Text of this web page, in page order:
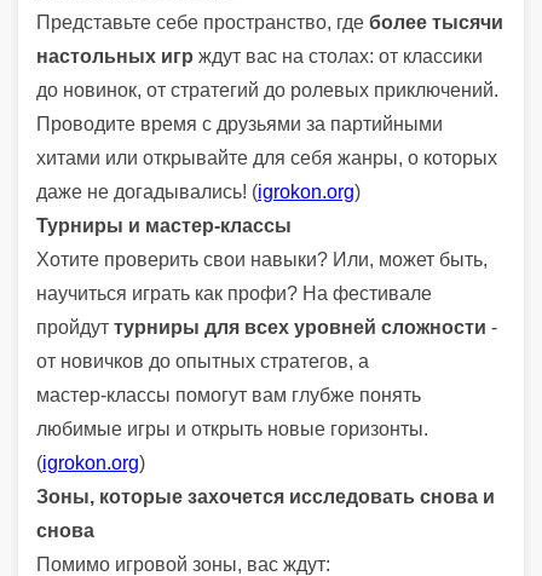
Представьте себе пространство, где более тысячи
настольных игр ждут вас на столах: от классики
до новинок, от стратегий до ролевых приключений.
Проводите время с друзьями за партийными
хитами или открывайте для себя жанры, о которых
даже не догадывались! (igrokon.org)
Турниры и мастер‑классы
Хотите проверить свои навыки? Или, может быть,
научиться играть как профи? На фестивале
пройдут турниры для всех уровней сложности -
от новичков до опытных стратегов, а
мастер‑классы помогут вам глубже понять
любимые игры и открыть новые горизонты.
(igrokon.org)
Зоны, которые захочется исследовать снова и
снова
Помимо игровой зоны, вас ждут: